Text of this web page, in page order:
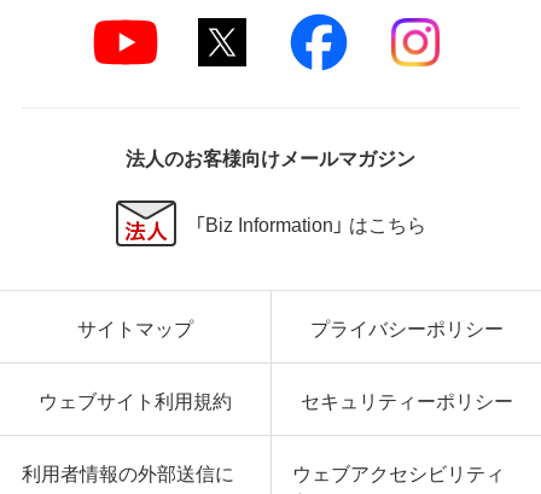
法人のお客様向けメールマガジン
「Biz Information」 はこちら
サイトマップ プライバシーポリシー
ウェブサイト利用規約 セキュリティーポリシー
利用者情報の外部送信に
ウェブアクセシビリティ